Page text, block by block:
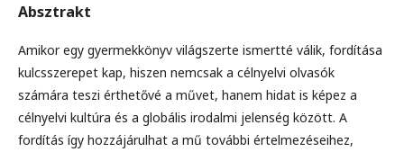
Absztrakt
Amikor egy gyermekkönyv világszerte ismertté válik, fordítása
kulcsszerepet kap, hiszen nemcsak a célnyelvi olvasók
számára teszi érthetővé a művet, hanem hidat is képez a
célnyelvi kultúra és a globális irodalmi jelenség között. A
fordítás így hozzájárulhat a mű további értelmezéseihez,